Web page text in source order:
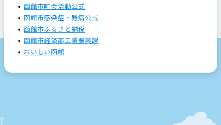
函館市町会活動公式
函館市感染症・難病公式
函館市ふるさと納税
函館市経済部工業振興課
おいしい函館